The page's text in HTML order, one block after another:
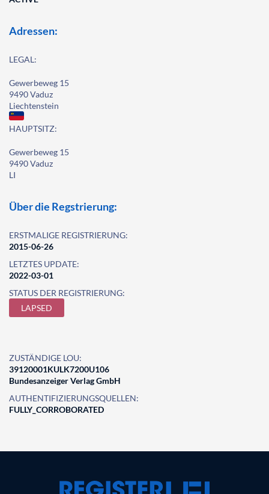
Adressen:
LEGAL:
Gewerbeweg 15
9490 Vaduz
Liechtenstein
HAUPTSITZ:
Gewerbeweg 15
9490 Vaduz
LI
Über die Regstrierung:
ERSTMALIGE REGISTRIERUNG:
2015-06-26
LETZTES UPDATE:
2022-03-01
STATUS DER REGISTRIERUNG:
LAPSED
ZUSTÄNDIGE LOU:
39120001KULK7200U106
Bundesanzeiger Verlag GmbH
AUTHENTIFIZIERUNGSQUELLEN:
FULLY_CORROBORATED